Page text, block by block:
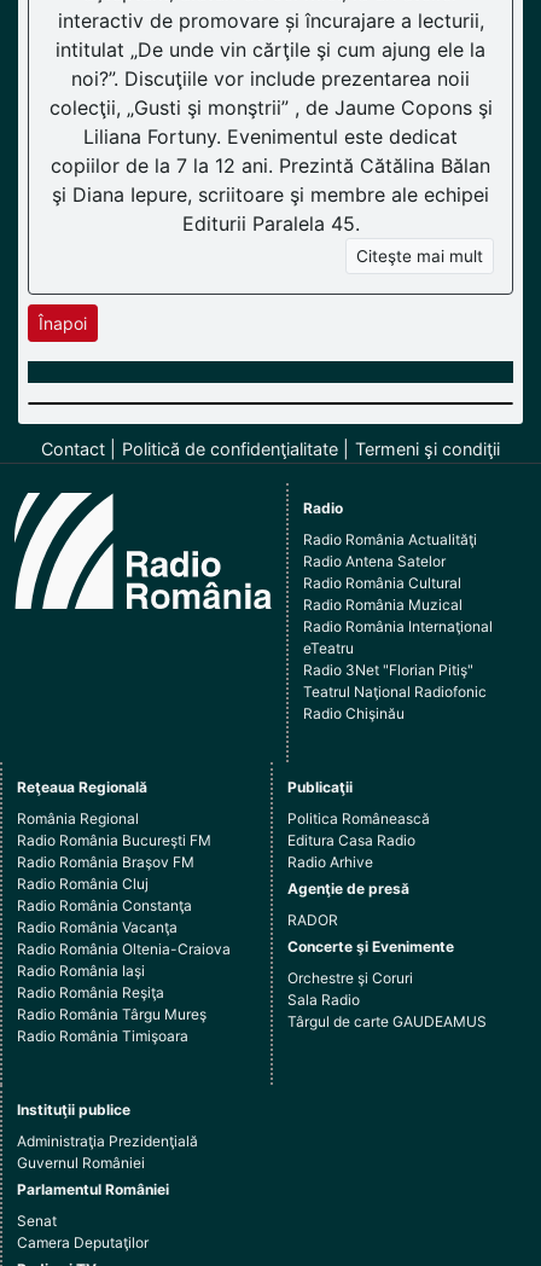
interactiv de promovare și încurajare a lecturii,
intitulat „De unde vin cărţile şi cum ajung ele la
noi?”. Discuţiile vor include prezentarea noii
colecţii, „Gusti şi monştrii” , de Jaume Copons şi
Liliana Fortuny. Evenimentul este dedicat
copiilor de la 7 la 12 ani. Prezintă Cătălina Bălan
şi Diana Iepure, scriitoare şi membre ale echipei
Editurii Paralela 45.
Citeşte mai mult
Înapoi
Contact Politică de confidenţialitate Termeni şi condiţii
Radio
Radio România Actualităţi
Radio Antena Satelor
Radio România Cultural
Radio România Muzical
Radio România Internaţional
eTeatru
Radio 3Net "Florian Pitiş"
Teatrul Naţional Radiofonic
Radio Chişinău
Reţeaua Regională
România Regional
Radio România Bucureşti FM
Radio România Braşov FM
Radio România Cluj
Radio România Constanţa
Radio România Vacanţa
Radio România Oltenia-Craiova
Radio România Iaşi
Radio România Reşiţa
Radio România Târgu Mureş
Radio România Timişoara
Publicaţii
Politica Românească
Editura Casa Radio
Radio Arhive
Agenţie de presă
RADOR
Concerte şi Evenimente
Orchestre şi Coruri
Sala Radio
Târgul de carte GAUDEAMUS
Instituţii publice
Administraţia Prezidenţială
Guvernul României
Parlamentul României
Senat
Camera Deputaţilor